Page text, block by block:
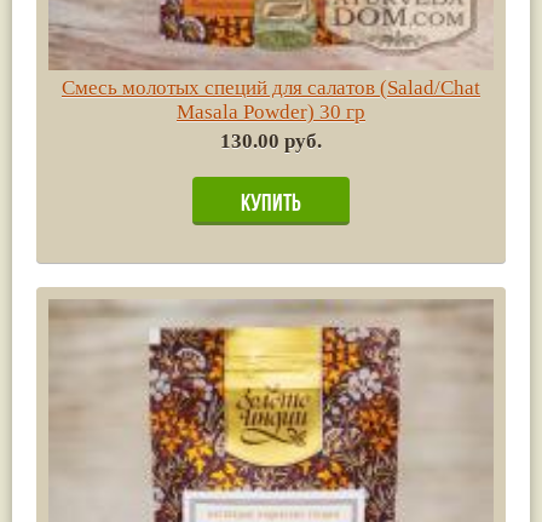
Смесь молотых специй для салатов (Salad/Chat
Masala Powder) 30 гр
130.00 руб.